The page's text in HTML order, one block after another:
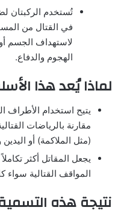
تُستخدم الركبتان
في القتال من
لاستهداف الجسم
الهجوم والدفاع.
لماذا يُعد هذا
يتيح استخدام الأطراف
مقارنة بالرياضات
(مثل الملاكمة) أو اليدين
يجعل المقاتل أكثر
المواقف القتالية
نتيجة هذه